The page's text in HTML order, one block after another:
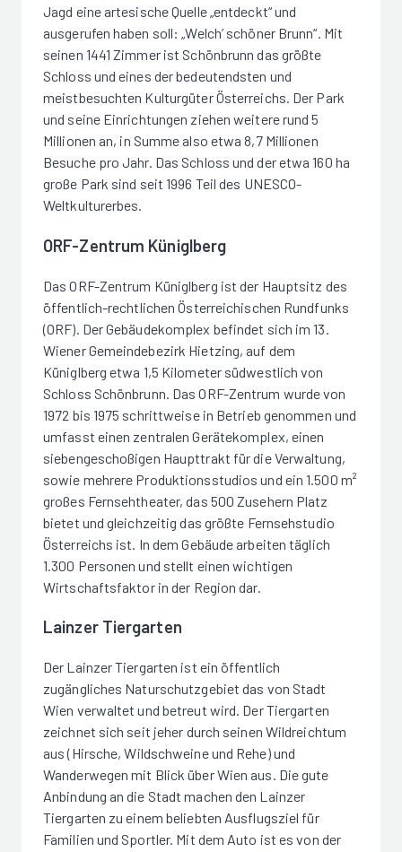
Jagd eine artesische Quelle „entdeckt“ und
ausgerufen haben soll: „Welch’ schöner Brunn“. Mit
seinen 1441 Zimmer ist Schönbrunn das größte
Schloss und eines der bedeutendsten und
meistbesuchten Kulturgüter Österreichs. Der Park
und seine Einrichtungen ziehen weitere rund 5
Millionen an, in Summe also etwa 8,7 Millionen
Besuche pro Jahr. Das Schloss und der etwa 160 ha
große Park sind seit 1996 Teil des UNESCO-
Weltkulturerbes.
ORF-Zentrum Küniglberg
Das ORF-Zentrum Küniglberg ist der Hauptsitz des
öffentlich-rechtlichen Österreichischen Rundfunks
(ORF). Der Gebäudekomplex befindet sich im 13.
Wiener Gemeindebezirk Hietzing, auf dem
Küniglberg etwa 1,5 Kilometer südwestlich von
Schloss Schönbrunn. Das ORF-Zentrum wurde von
1972 bis 1975 schrittweise in Betrieb genommen und
umfasst einen zentralen Gerätekomplex, einen
siebengeschoßigen Haupttrakt für die Verwaltung,
sowie mehrere Produktionsstudios und ein 1.500 m²
großes Fernsehtheater, das 500 Zusehern Platz
bietet und gleichzeitig das größte Fernsehstudio
Österreichs ist. In dem Gebäude arbeiten täglich
1.300 Personen und stellt einen wichtigen
Wirtschaftsfaktor in der Region dar.
Lainzer Tiergarten
Der Lainzer Tiergarten ist ein öffentlich
zugängliches Naturschutzgebiet das von Stadt
Wien verwaltet und betreut wird. Der Tiergarten
zeichnet sich seit jeher durch seinen Wildreichtum
aus (Hirsche, Wildschweine und Rehe) und
Wanderwegen mit Blick über Wien aus. Die gute
Anbindung an die Stadt machen den Lainzer
Tiergarten zu einem beliebten Ausflugsziel für
Familien und Sportler. Mit dem Auto ist es von der